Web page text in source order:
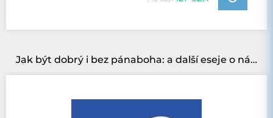
Jak být dobrý i bez pánaboha: a další eseje o náboženství, morálce a vědě ve svobodné společnosti